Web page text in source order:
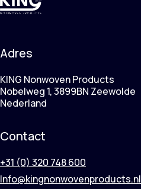
Adres
KING Nonwoven Products
Nobelweg 1, 3899BN Zeewolde
Nederland
Contact
+31 (0) 320 748 600
Info@kingnonwovenproducts.nl